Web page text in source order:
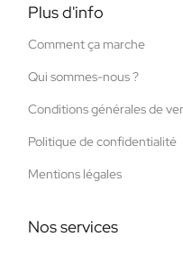
Plus d'info
Comment ça marche
Qui sommes-nous ?
Conditions générales de
Politique de confidentialité
Mentions légales
Nos services